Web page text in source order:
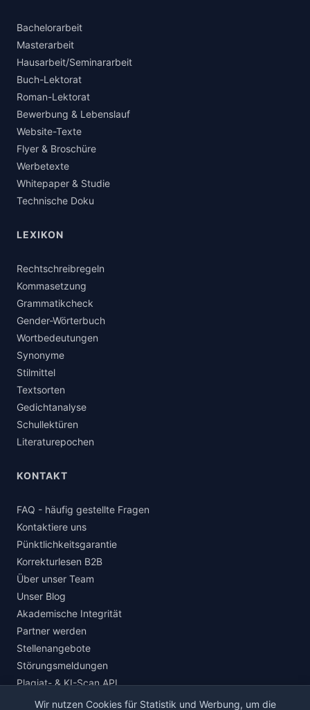
Bachelorarbeit
Masterarbeit
Hausarbeit/Seminararbeit
Buch-Lektorat
Roman-Lektorat
Bewerbung & Lebenslauf
Website-Texte
Flyer & Broschüre
Werbetexte
Whitepaper & Studie
Technische Doku
LEXIKON
Rechtschreibregeln
Kommasetzung
Grammatikcheck
Gender-Wörterbuch
Wortbedeutungen
Synonyme
Stilmittel
Textsorten
Gedichtanalyse
Schullektüren
Literaturepochen
KONTAKT
FAQ - häufig gestellte Fragen
Kontaktiere uns
Pünktlichkeitsgarantie
Korrekturlesen B2B
Über unser Team
Unser Blog
Akademische Integrität
Partner werden
Stellenangebote
Störungsmeldungen
Plagiat- & KI-Scan API
Wir nutzen Cookies für Statistik und Werbung, um die